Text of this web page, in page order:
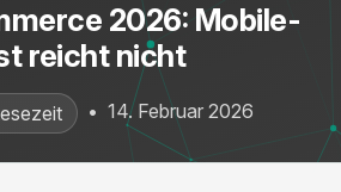
2026: Mobile-
reicht nicht
• 14. Februar 2026